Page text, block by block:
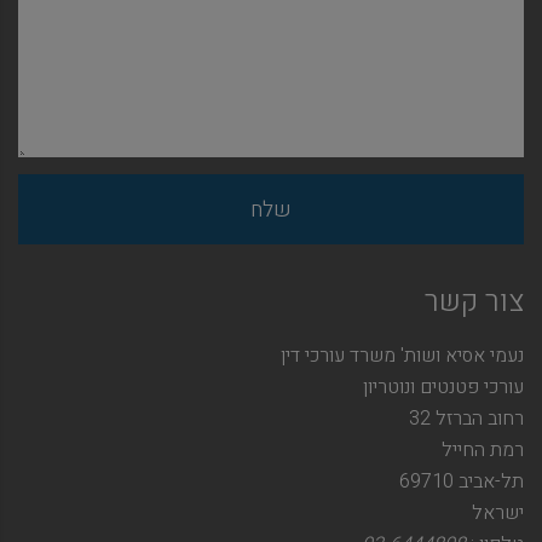
צור קשר
נעמי אסיא ושות' משרד עורכי דין
עורכי פטנטים ונוטריון
רחוב הברזל 32
רמת החייל
תל-אביב 69710
ישראל